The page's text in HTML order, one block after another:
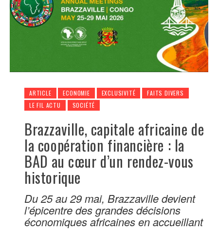
ARTICLE ECONOMIE EXCLUSIVITÉ
FAITS DIVERS
LE FIL ACTU
SOCIÉTÉ
Brazzaville, capitale africaine de
la coopération financière : la
BAD au cœur d’un rendez-vous
historique
Du 25 au 29 mai, Brazzaville devient
l’épicentre des grandes décisions
économiques africaines en accueillant